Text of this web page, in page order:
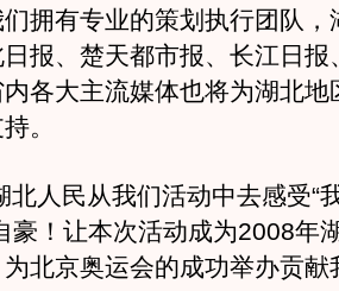
有专业的策划执行团队，
报、楚天都市报、长江日报
各大主流媒体也将为湖北地
。
北人民从我们活动中去感受“
豪！让本次活动成为2008年
北京奥运会的成功举办贡献